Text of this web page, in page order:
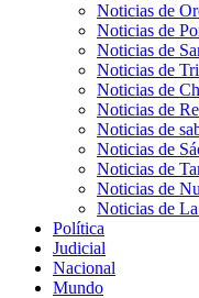
Noticias de
Noticias de
Noticias de
Noticias de
Noticias de
Noticias de
Noticias de
Noticias de
Noticias de
Noticias de
Noticias de
Política
Judicial
Nacional
Mundo